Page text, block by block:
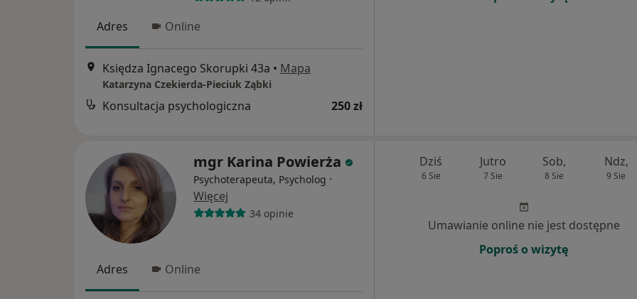
Adres Online
Księdza Ignacego Skorupki 43a • Mapa
Katarzyna Czekierda-Pieciuk Ząbki
Konsultacja psychologiczna 250 zł
mgr Karina Powierża
Psychoterapeuta, Psycholog ·
Więcej
34 opinie
Adres Online
Dziś
6 Sie
Jutro
7 Sie
Sob,
8 Sie
Ndz,
9 Sie
Umawianie online nie jest dostępne
Poproś o wizytę